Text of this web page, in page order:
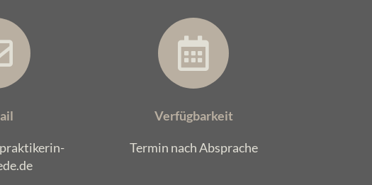
Verfügbarkeit
Termin nach Absprache